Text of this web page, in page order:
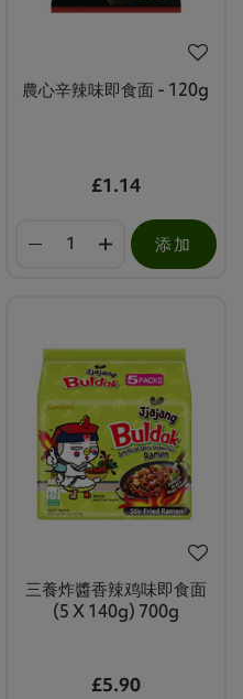
農心辛辣味即食面 - 120g
£1.14
添加
三養炸醬香辣鸡味即食面
(5 X 140g) 700g
£5.90